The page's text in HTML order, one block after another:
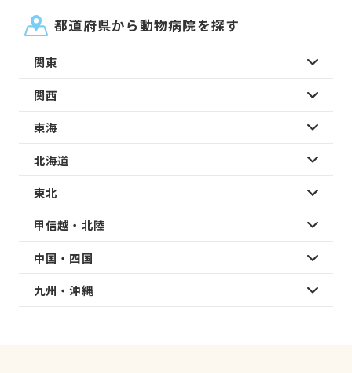
都道府県から動物病院を探す
関東
関西
東海
北海道
東北
甲信越・北陸
中国・四国
九州・沖縄